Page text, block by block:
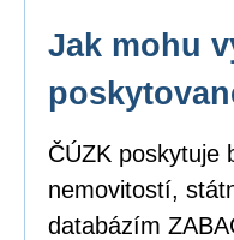
Jak mohu
ČÚZK poskytuje
nemovitostí,
databázím